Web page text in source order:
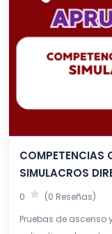
COMPETENCIAS
SIMULACROS
0 (0 Reseñas)
Pruebas de